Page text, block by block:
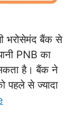
भरोसेमंद बैंक से
PNB का
है। बैंक ने
पहले से ज्यादा